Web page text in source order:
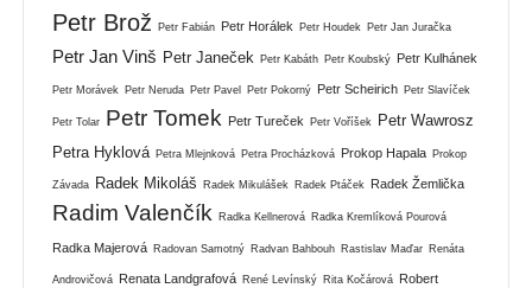
Petr Brož Petr Fabián Petr Horálek Petr Houdek Petr Jan Juračka
Petr Jan Vinš Petr Janeček Petr Kabáth Petr Koubský Petr Kulhánek
Petr Morávek Petr Neruda Petr Pavel Petr Pokorný Petr Scheirich Petr Slavíček
Petr Tolar Petr Tomek Petr Tureček Petr Voříšek
Petr Wawrosz
Petra Hyklová Petra Mlejnková Petra Procházková Prokop Hapala Prokop
Závada Radek Mikoláš Radek Mikulášek Radek Ptáček Radek Žemlička
Radim Valenčík Radka Kellnerová Radka Kremlíková Pourová
Radka Majerová Radovan Samotný Radvan Bahbouh Rastislav Maďar Renáta
Androvičová Renata Landgrafová René Levínský Rita Kočárová Robert